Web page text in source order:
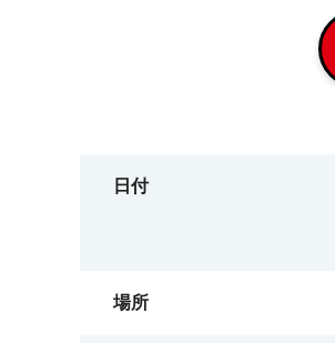
日付
場所